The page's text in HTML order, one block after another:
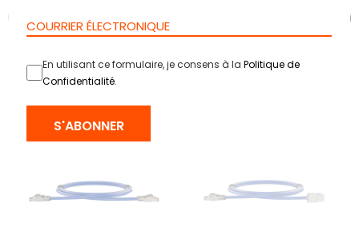
En utilisant ce formulaire, je consens à la Politique de
Confidentialité.
S'ABONNER